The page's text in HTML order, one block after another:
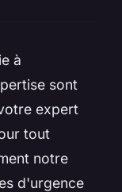
à
sont
expert
tout
notre
d'urgence